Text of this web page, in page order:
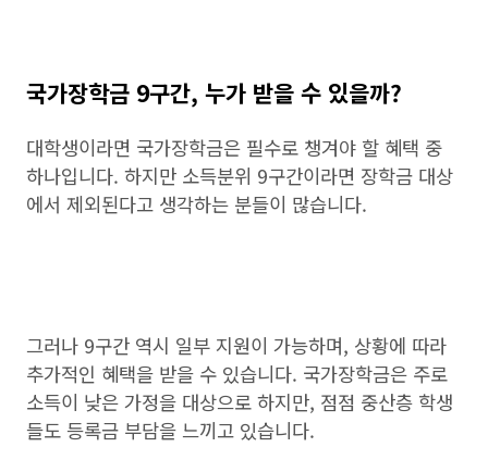
국가장학금 9구간, 누가 받을 수 있을까?
대학생이라면 국가장학금은 필수로 챙겨야 할 혜택 중
하나입니다. 하지만 소득분위 9구간이라면 장학금 대상
에서 제외된다고 생각하는 분들이 많습니다.
그러나 9구간 역시 일부 지원이 가능하며, 상황에 따라
추가적인 혜택을 받을 수 있습니다. 국가장학금은 주로
소득이 낮은 가정을 대상으로 하지만, 점점 중산층 학생
들도 등록금 부담을 느끼고 있습니다.